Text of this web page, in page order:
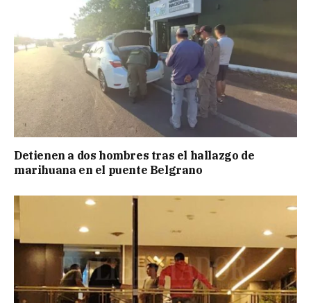
Detienen a dos hombres tras el hallazgo de
marihuana en el puente Belgrano